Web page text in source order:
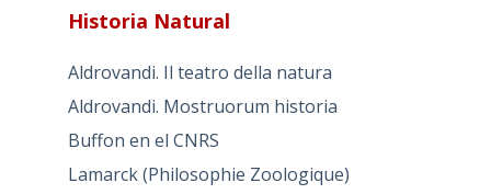
Historia Natural
Aldrovandi. Il teatro della natura
Aldrovandi. Mostruorum historia
Buffon en el CNRS
Lamarck (Philosophie Zoologique)